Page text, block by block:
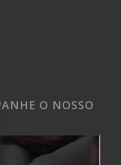
O NOSSO